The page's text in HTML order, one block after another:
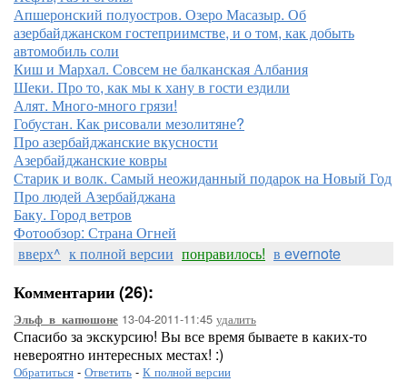
Апшеронский полуостров. Озеро Масазыр. Об
азербайджанском гостеприимстве, и о том, как добыть
автомобиль соли
Киш и Мархал. Совсем не балканская Албания
Шеки. Про то, как мы к хану в гости ездили
Алят. Много-много грязи!
Гобустан. Как рисовали мезолитяне?
Про азербайджанские вкусности
Азербайджанские ковры
Старик и волк. Самый неожиданный подарок на Новый Год
Про людей Азербайджана
Баку. Город ветров
Фотообзор: Страна Огней
вверх^ к полной версии понравилось! в evernote
Комментарии (26):
Эльф_в_капюшоне 13-04-2011-11:45 удалить
Спасибо за экскурсию! Вы все время бываете в каких-то
невероятно интересных местах! :)
Обратиться - Ответить - К полной версии